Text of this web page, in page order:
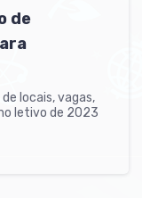
de
locais, vagas,
letivo de 2023